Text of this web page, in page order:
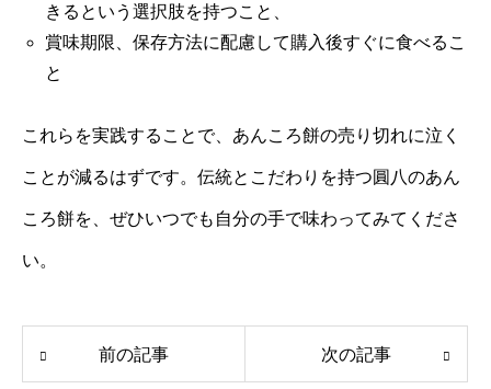
きるという選択肢を持つこと、
賞味期限、保存方法に配慮して購入後すぐに食べるこ
と
これらを実践することで、あんころ餅の売り切れに泣く
ことが減るはずです。伝統とこだわりを持つ圓八のあん
ころ餅を、ぜひいつでも自分の手で味わってみてくださ
い。
前の記事 次の記事